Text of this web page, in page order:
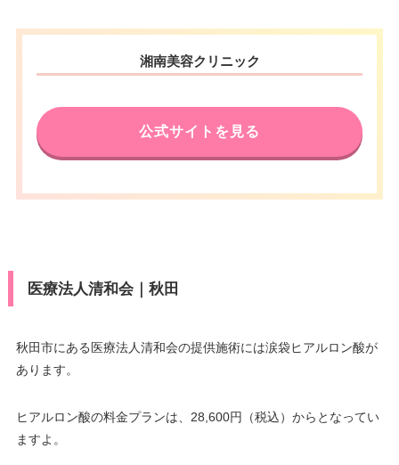
湘南美容クリニック
公式サイトを見る
医療法人清和会｜秋田
秋田市にある医療法人清和会の提供施術には涙袋ヒアルロン酸が
あります。
ヒアルロン酸の料金プランは、28,600円（税込）からとなってい
ますよ。